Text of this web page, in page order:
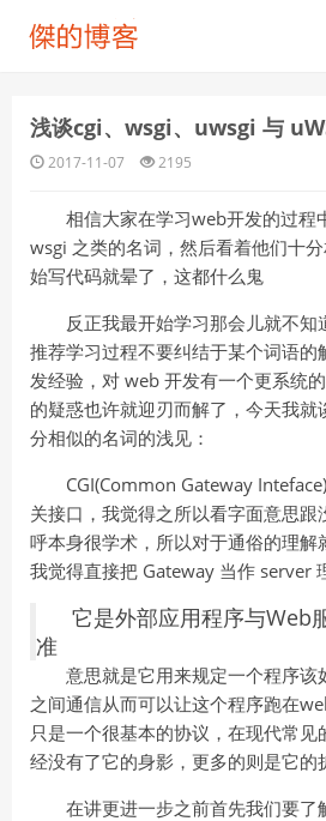
浅谈cgi、wsgi、uwsgi 与
2017-11-07 2195
相信大家在学习web开发的过程
wsgi 之类的名词，然后看着他们十
始写代码就晕了，这都什么鬼
反正我最开始学习那会儿就不
推荐学习过程不要纠结于某个词语的
发经验，对 web 开发有一个更系统
的疑惑也许就迎刃而解了，今天我
分相似的名词的浅见：
CGI(Common Gateway
关接口，我觉得之所以看字面意思
呼本身很学术，所以对于通俗的理解
我觉得直接把 Gateway 当作 server
它是外部应用程序与Web
准
意思就是它用来规定一个程序
之间通信从而可以让这个程序跑在
只是一个很基本的协议，在现代常见
经没有了它的身影，更多的则是它的
在讲更进一步之前首先我们要了